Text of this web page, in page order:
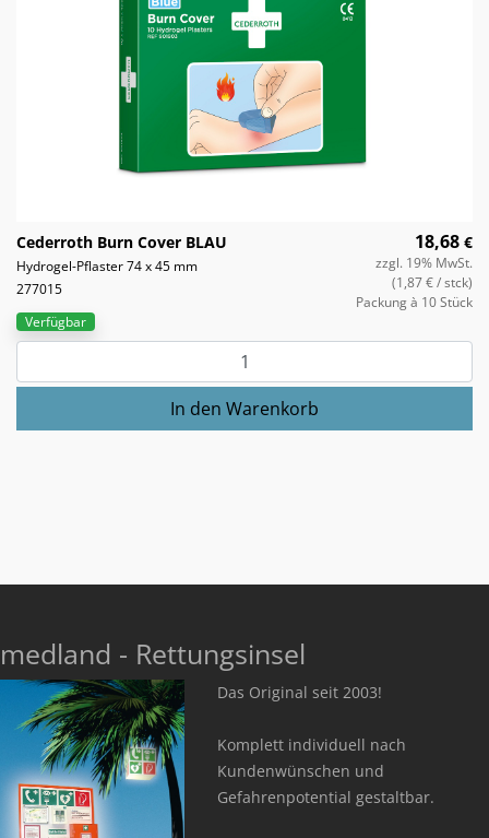
Cederroth Burn Cover BLAU
Hydrogel-Pflaster 74 x 45 mm
277015
18,68 €
zzgl. 19% MwSt.
(1,87 €/ stck)
Packung à 10 Stück
Verfügbar
medland - Rettungsinsel
Das Original seit 2003!
Komplett individuell nach
Kundenwünschen und
Gefahrenpotential gestaltbar.